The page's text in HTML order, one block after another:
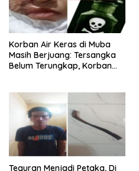
Korban Air Keras di Muba
Masih Berjuang: Tersangka
Belum Terungkap, Korban
Teguran Menjadi Petaka, Di